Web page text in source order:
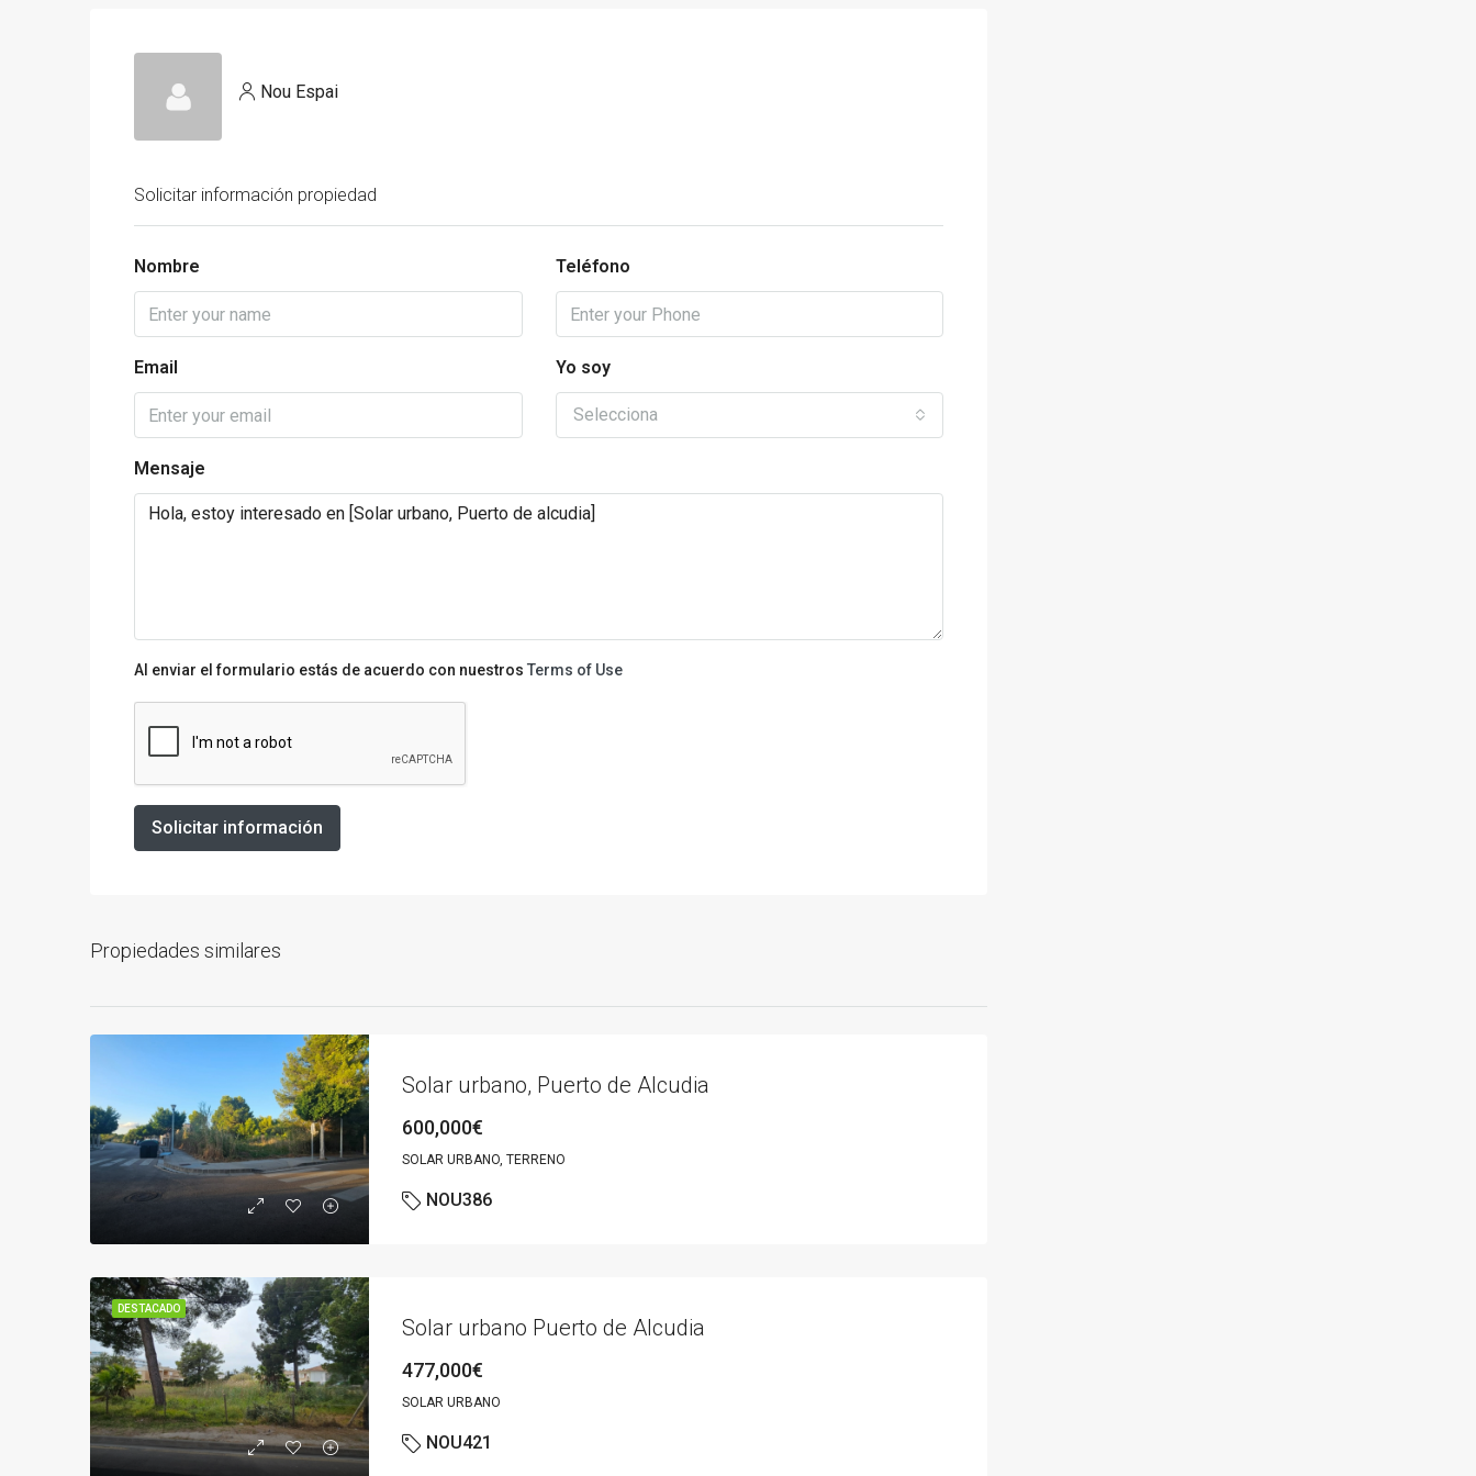
Nou Espai
Solicitar información propiedad
Nombre Teléfono
Email Yo soy
Selecciona
Mensaje
Al enviar el formulario estás de acuerdo con nuestros Terms of Use
Solicitar información
Propiedades similares
Solar urbano, Puerto de Alcudia
600,000€
SOLAR URBANO, TERRENO
NOU386
DESTACADO
Solar urbano Puerto de Alcudia
477,000€
SOLAR URBANO
NOU421